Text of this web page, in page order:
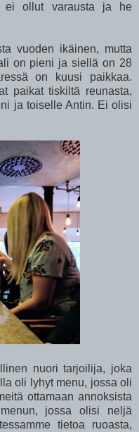
ei ollut varausta ja he
vuoden ikäinen, mutta
on pieni ja siellä on 28
on kuusi paikkaa.
paikat tiskiltä reunasta,
ja toiselle Antin. Ei olisi
nuori tarjoilija, joka
oli lyhyt menu, jossa oli
ottamaan annoksista
jossa olisi neljä
tietoa ruoasta,